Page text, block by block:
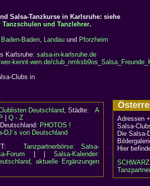
Salsa-Tanzkurse in Karlsruhe: siehe
und Tanzlehrer.
Baden-Baden, Landau und Pforzheim
Karlsruhe: salsa-in-karlsruhe.de
kennt-wen.de/
Clubs in
Deutschland, Städte: A
Q - Z
PHOTOS !
DJ´s von Deutschland
Tanzpartnerbörse: Salsa-
Forum | |Salsa-Kalender:
aktuelle Ergänzungen
Adressen
Salsa-
Die
Hier